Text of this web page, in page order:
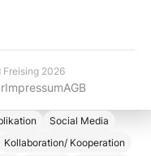
2026
ImpressumAGB
Social Media
Kollaboration/ Kooperation